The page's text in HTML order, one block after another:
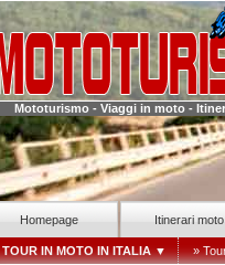
Mototurismo - Viaggi in moto -
Homepage Itinerari moto
TOUR IN MOTO IN ITALIA▼ »